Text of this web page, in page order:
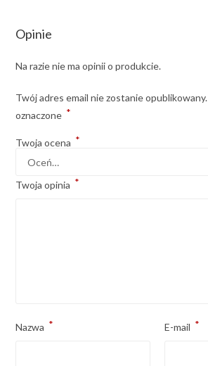
Opinie
Na razie nie ma opinii o produkcie.
Twój adres email nie zostanie opublikowany.
oznaczone *
Twoja ocena *
Twoja opinia *
Nazwa * E-mail *